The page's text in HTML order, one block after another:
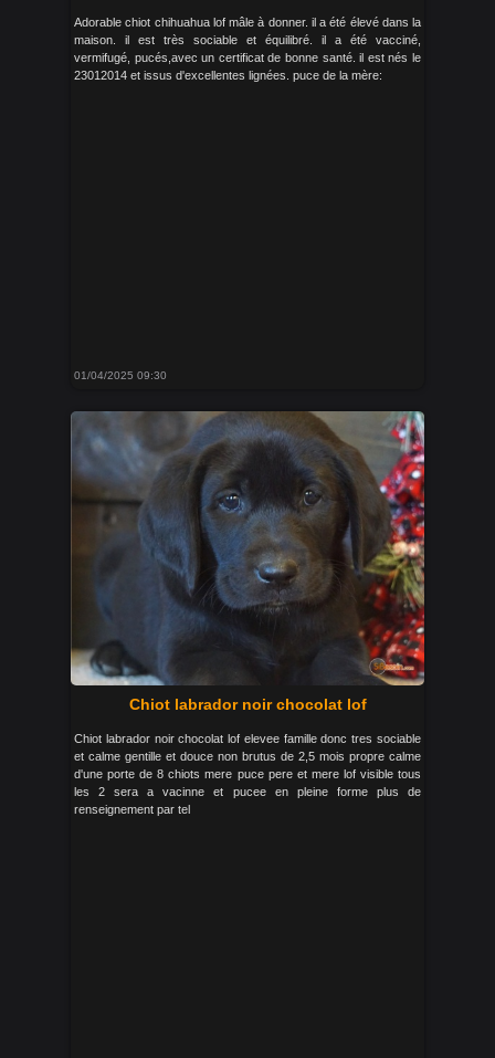
Adorable chiot chihuahua lof mâle à donner. il a été élevé dans la
maison. il est très sociable et équilibré. il a été vacciné,
vermifugé, pucés,avec un certificat de bonne santé. il est nés le
23012014 et issus d'excellentes lignées. puce de la mère:
01/04/2025 09:30
Chiot labrador noir chocolat lof
Chiot labrador noir chocolat lof elevee famille donc tres sociable
et calme gentille et douce non brutus de 2,5 mois propre calme
d'une porte de 8 chiots mere puce pere et mere lof visible tous
les 2 sera a vacinne et pucee en pleine forme plus de
renseignement par tel